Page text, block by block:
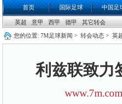
首页 国际足球 中国足
英超 意甲 西甲 德甲
其它转会
您的位置: 7M足球新闻 > 转会动态 > 英
利兹联致力